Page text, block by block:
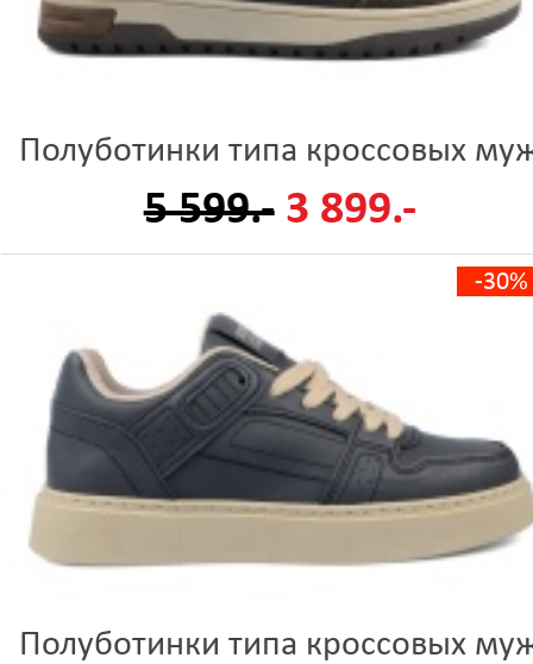
Полуботинки типа кроссовых
5 599.- 3 899.-
-30%
Полуботинки типа кроссовых